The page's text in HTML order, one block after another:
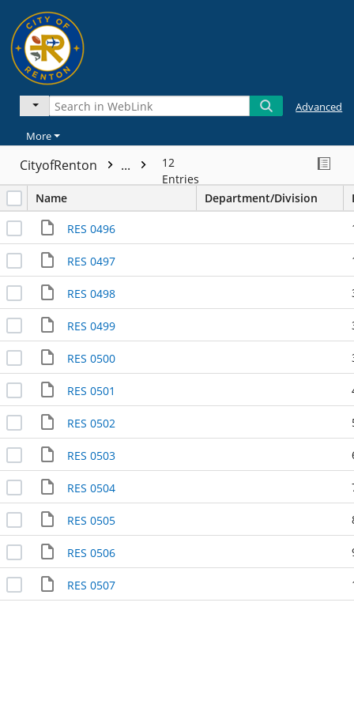
Advanced
More
CityofRenton ...
12
Entries
Name
Department/Division
RES 0496
RES 0497
RES 0498
RES 0499
RES 0500
RES 0501
RES 0502
RES 0503
RES 0504
RES 0505
RES 0506
RES 0507